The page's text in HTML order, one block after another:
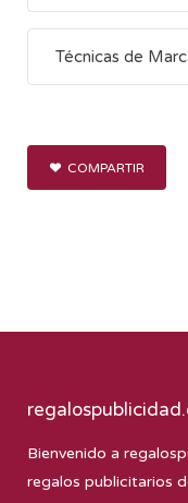
Técnicas de
COMPARTIR
Bienvenido a
regalos publicitarios